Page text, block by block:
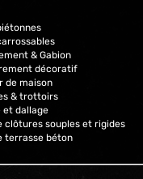
& Gabion
décoratif
de maison
& trottoirs
et dallage
clôtures souples et rigides
terrasse béton